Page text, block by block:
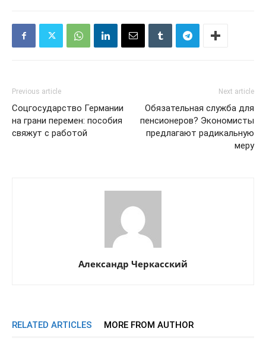
Previous article
Соцгосударство Германии
на грани перемен: пособия
свяжут с работой
Next article
Обязательная служба для
пенсионеров? Экономисты
предлагают радикальную
меру
Александр Черкасский
RELATED ARTICLES MORE FROM AUTHOR